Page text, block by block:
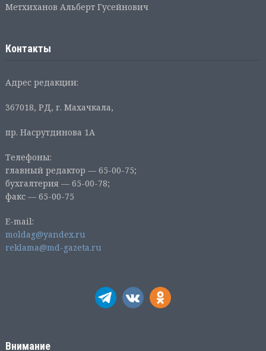
Метхиханов Альберт Гусейнович
Контакты
Адрес редакции:
367018, РД, г. Махачкала,
пр. Насрутдинова 1А
Телефоны:
главный редактор — 65-00-75;
бухгалтерия — 65-00-78;
факс — 65-00-75
E-mail:
moldag@yandex.ru
reklama@md-gazeta.ru
Внимание